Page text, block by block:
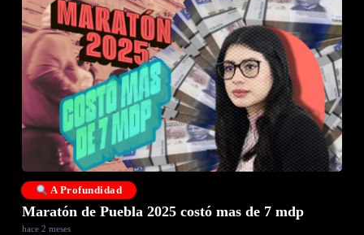
A Profundidad
Maratón de Puebla 2025 costó mas de 7 mdp
hace 2 meses